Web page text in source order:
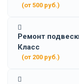
(от 500 руб.)
Ремонт
Класс
(от 200 руб.)